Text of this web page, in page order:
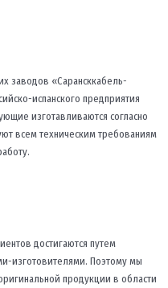
заводов «Сарансккабель-
испанского предприятия
изготавливаются согласно
всем техническим требованиям
достигаются путем
изготовителями. Поэтому мы
продукции в области